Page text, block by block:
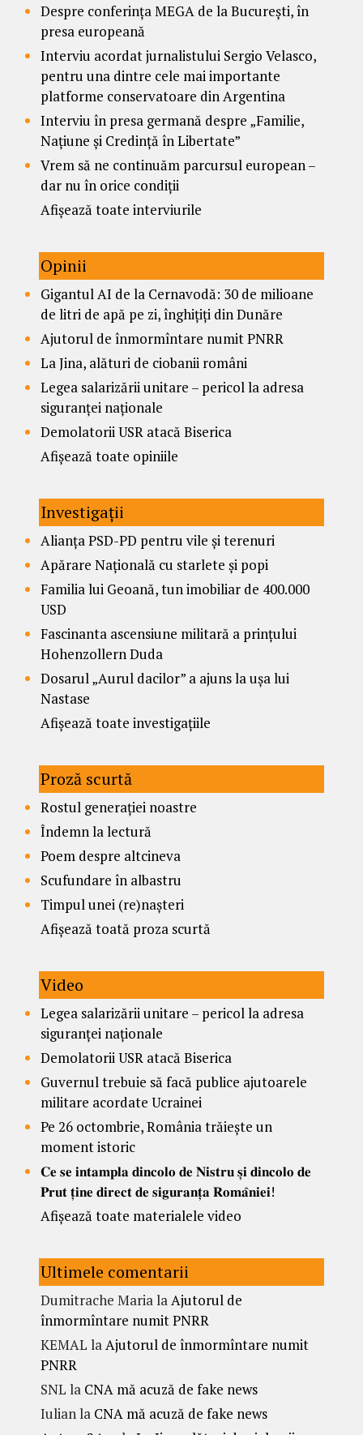
Despre conferința MEGA de la București, în
presa europeană
Interviu acordat jurnalistului Sergio Velasco,
pentru una dintre cele mai importante
platforme conservatoare din Argentina
Interviu în presa germană despre „Familie,
Națiune și Credință în Libertate”
Vrem să ne continuăm parcursul european –
dar nu în orice condiții
Afișează toate interviurile
Opinii
Gigantul AI de la Cernavodă: 30 de milioane
de litri de apă pe zi, înghițiți din Dunăre
Ajutorul de înmormîntare numit PNRR
La Jina, alături de ciobanii români
Legea salarizării unitare – pericol la adresa
siguranței naționale
Demolatorii USR atacă Biserica
Afișează toate opiniile
Investigații
Alianța PSD-PD pentru vile și terenuri
Apărare Națională cu starlete și popi
Familia lui Geoană, tun imobiliar de 400.000
USD
Fascinanta ascensiune militară a prințului
Hohenzollern Duda
Dosarul „Aurul dacilor” a ajuns la ușa lui
Nastase
Afișează toate investigațiile
Proză scurtă
Rostul generației noastre
Îndemn la lectură
Poem despre altcineva
Scufundare în albastru
Timpul unei (re)nașteri
Afișează toată proza scurtă
Video
Legea salarizării unitare – pericol la adresa
siguranței naționale
Demolatorii USR atacă Biserica
Guvernul trebuie să facă publice ajutoarele
militare acordate Ucrainei
Pe 26 octombrie, România trăiește un
moment istoric
𝐂𝐞 𝐬𝐞 𝐢𝐧𝐭𝐚𝐦𝐩𝐥𝐚 𝐝𝐢𝐧𝐜𝐨𝐥𝐨 𝐝𝐞 𝐍𝐢𝐬𝐭𝐫𝐮 𝐬̦𝐢 𝐝𝐢𝐧𝐜𝐨𝐥𝐨 𝐝𝐞
𝐏𝐫𝐮𝐭 𝐭̦𝐢𝐧𝐞 𝐝𝐢𝐫𝐞𝐜𝐭 𝐝𝐞 𝐬𝐢𝐠𝐮𝐫𝐚𝐧𝐭̦𝐚 𝐑𝐨𝐦𝐚̂𝐧𝐢𝐞𝐢!
Afișează toate materialele video
Ultimele comentarii
Dumitrache MarialaAjutorul de
înmormîntare numit PNRR
KEMAL laAjutorul de înmormîntare numit
PNRR
SNL la CNA mă acuză de fake news
Iulianla CNA mă acuză de fake news